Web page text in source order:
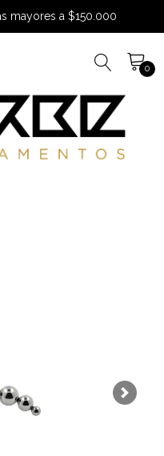
mayores a $150.000
0
Next